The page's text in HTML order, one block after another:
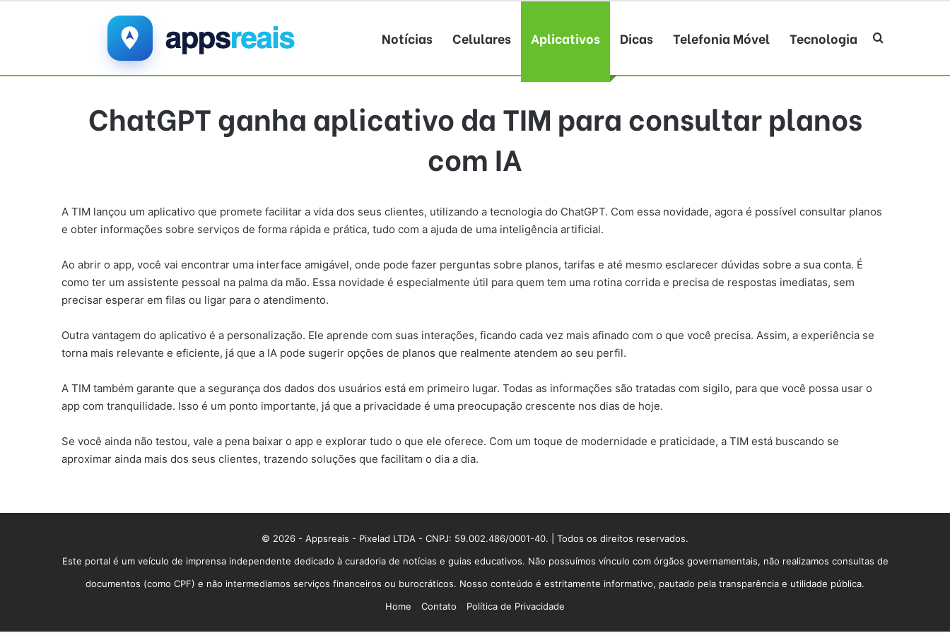
Notícias Celulares Aplicativos Dicas Telefonia Móvel Tecnologia Procurar por
ChatGPT ganha aplicativo da TIM para consultar planos
com IA
A TIM lançou um aplicativo que promete facilitar a vida dos seus clientes, utilizando a tecnologia do ChatGPT. Com essa novidade, agora é possível consultar planos
e obter informações sobre serviços de forma rápida e prática, tudo com a ajuda de uma inteligência artificial.
Ao abrir o app, você vai encontrar uma interface amigável, onde pode fazer perguntas sobre planos, tarifas e até mesmo esclarecer dúvidas sobre a sua conta. É
como ter um assistente pessoal na palma da mão. Essa novidade é especialmente útil para quem tem uma rotina corrida e precisa de respostas imediatas, sem
precisar esperar em filas ou ligar para o atendimento.
Outra vantagem do aplicativo é a personalização. Ele aprende com suas interações, ficando cada vez mais afinado com o que você precisa. Assim, a experiência se
torna mais relevante e eficiente, já que a IA pode sugerir opções de planos que realmente atendem ao seu perfil.
A TIM também garante que a segurança dos dados dos usuários está em primeiro lugar. Todas as informações são tratadas com sigilo, para que você possa usar o
app com tranquilidade. Isso é um ponto importante, já que a privacidade é uma preocupação crescente nos dias de hoje.
Se você ainda não testou, vale a pena baixar o app e explorar tudo o que ele oferece. Com um toque de modernidade e praticidade, a TIM está buscando se
aproximar ainda mais dos seus clientes, trazendo soluções que facilitam o dia a dia.
© 2026 - Appsreais - Pixelad LTDA - CNPJ: 59.002.486/0001-40. | Todos os direitos reservados.
Este portal é um veículo de imprensa independente dedicado à curadoria de notícias e guias educativos. Não possuímos vínculo com órgãos governamentais, não realizamos consultas de
documentos (como CPF) e não intermediamos serviços financeiros ou burocráticos. Nosso conteúdo é estritamente informativo, pautado pela transparência e utilidade pública.
Home
Contato Política de Privacidade